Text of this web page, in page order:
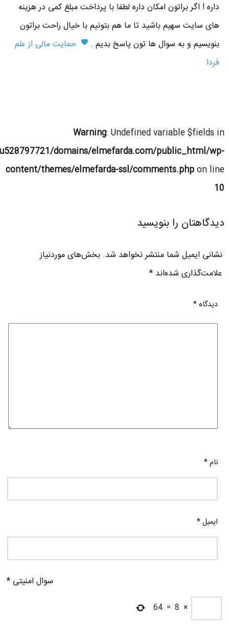
داره ! اگر براتون امکان داره لطفا با پرداخت مبلغ کمی در هزینه
های سایت سهیم باشید تا ما هم بتونیم با خیال راحت براتون
بنویسیم و به سوال ها تون پاسخ بدیم .
حمایت مالی از علم
فردا
Warning: Undefined variable $fields in
domains/elmefarda.com/public_html/wp-
content/themes/elmefarda-ssl/comments.phpon line
10
دیدگاهتان را بنویسید
نشانی ایمیل شما منتشر نخواهد شد. بخش‌های موردنیاز
علامت‌گذاری شده‌اند*
دیدگاه*
نام*
ایمیل*
سوال امنیتی *
×
8
=
64